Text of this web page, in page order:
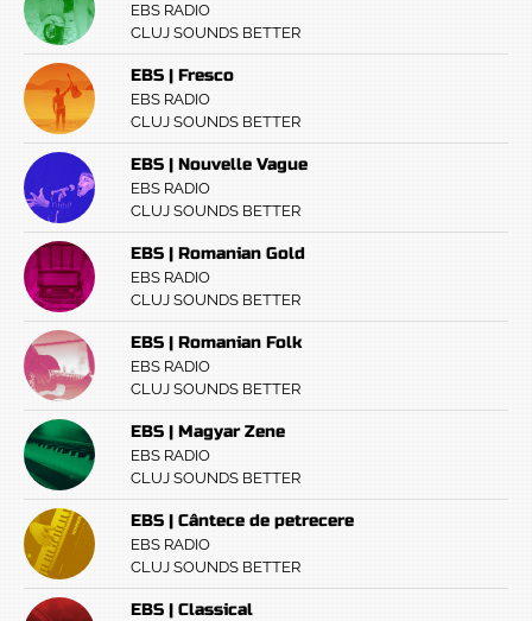
EBS RADIO
CLUJ SOUNDS BETTER
EBS | Fresco
EBS RADIO
CLUJ SOUNDS BETTER
EBS | Nouvelle Vague
EBS RADIO
CLUJ SOUNDS BETTER
EBS | Romanian Gold
EBS RADIO
CLUJ SOUNDS BETTER
EBS | Romanian Folk
EBS RADIO
CLUJ SOUNDS BETTER
EBS | Magyar Zene
EBS RADIO
CLUJ SOUNDS BETTER
EBS | Cântece de petrecere
EBS RADIO
CLUJ SOUNDS BETTER
EBS | Classical